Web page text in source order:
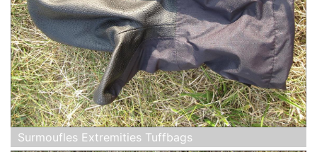
Surmoufles Extremities Tuffbags